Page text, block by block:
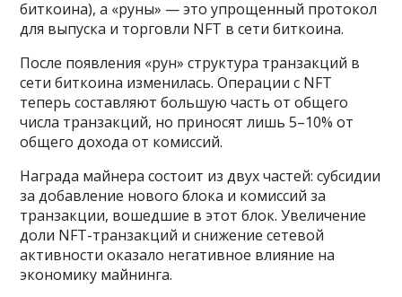
биткоина), а «руны» — это упрощенный протокол
для выпуска и торговли NFT в сети биткоина.
После появления «рун» структура транзакций в
сети биткоина изменилась. Операции с NFT
теперь составляют большую часть от общего
числа транзакций, но приносят лишь 5–10% от
общего дохода от комиссий.
Награда майнера состоит из двух частей: субсидии
за добавление нового блока и комиссий за
транзакции, вошедшие в этот блок. Увеличение
доли NFT-транзакций и снижение сетевой
активности оказало негативное влияние на
экономику майнинга.